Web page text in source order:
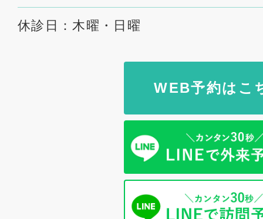
休診日：木曜・日曜
WEB予約はこ